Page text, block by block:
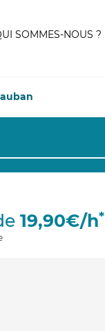
SOMMES-NOUS ?
19,90€/h*